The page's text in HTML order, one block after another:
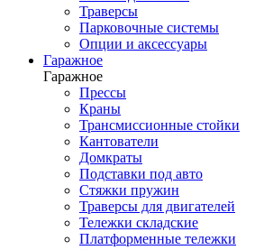
Траверсы
Парковочные системы
Опции и аксессуары
Гаражное
Гаражное
Прессы
Краны
Трансмиссионные стойки
Кантователи
Домкраты
Подставки под авто
Стяжки пружин
Траверсы для двигателей
Тележки складские
Платформенные тележки